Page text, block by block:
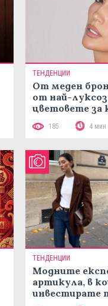
ТЕНДЕНЦИИ
От меден
от най-
цветовете за
185 4 мин
ТЕНДЕНЦИИ
Модните
артикула, в
инвестирате